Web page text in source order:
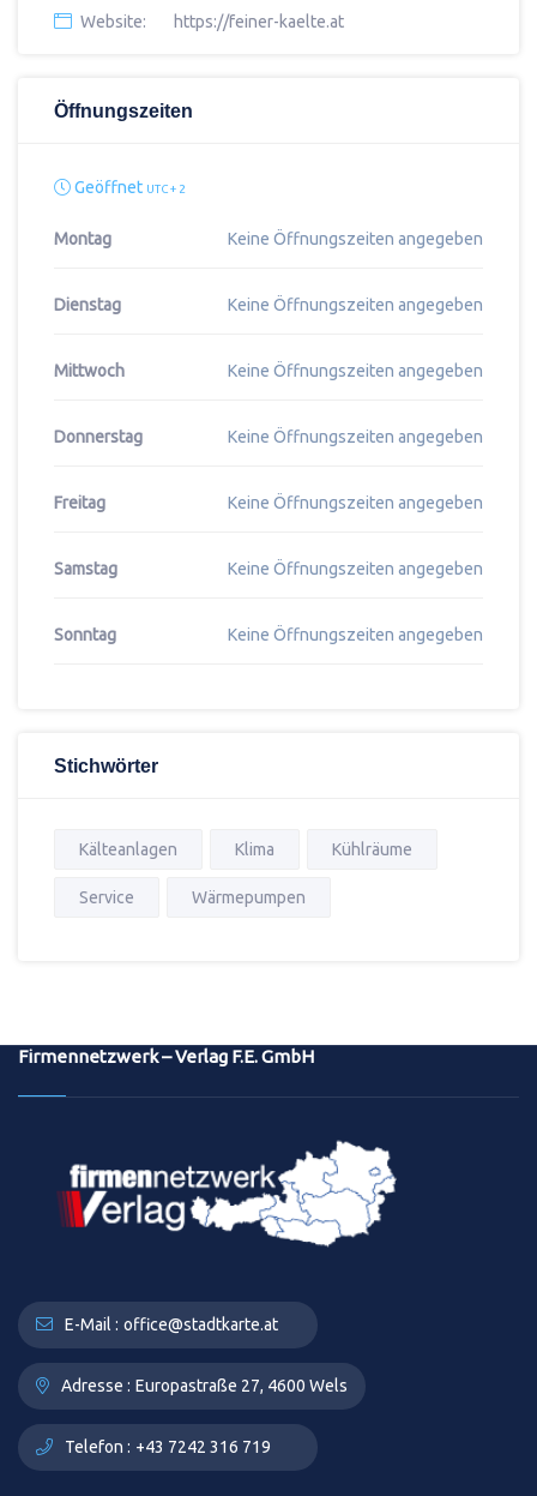
Website: https://feiner-kaelte.at
Öffnungszeiten
Geöffnet UTC + 2
Montag Keine Öffnungszeiten angegeben
Dienstag Keine Öffnungszeiten angegeben
Mittwoch Keine Öffnungszeiten angegeben
Donnerstag Keine Öffnungszeiten angegeben
Freitag Keine Öffnungszeiten angegeben
Samstag Keine Öffnungszeiten angegeben
Sonntag Keine Öffnungszeiten angegeben
Stichwörter
Kälteanlagen Klima Kühlräume
Service Wärmepumpen
Firmennetzwerk – Verlag F.E. GmbH
E-Mail : office@stadtkarte.at
Adresse : Europastraße 27, 4600 Wels
Telefon : +43 7242 316 719